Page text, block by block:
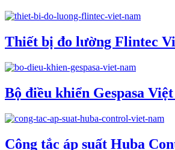
Thiết bị đo lường Flintec
Bộ điều khiển Gespasa
Công tắc áp suất Huba